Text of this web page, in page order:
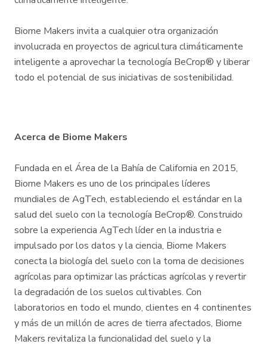
Biome Makers invita a cualquier otra organización
involucrada en proyectos de agricultura climáticamente
inteligente a aprovechar la tecnología BeCrop® y liberar
todo el potencial de sus iniciativas de sostenibilidad.
Acerca de Biome Makers
Fundada en el Área de la Bahía de California en 2015,
Biome Makers es uno de los principales líderes
mundiales de AgTech, estableciendo el estándar en la
salud del suelo con la tecnología BeCrop®. Construido
sobre la experiencia AgTech líder en la industria e
impulsado por los datos y la ciencia, Biome Makers
conecta la biología del suelo con la toma de decisiones
agrícolas para optimizar las prácticas agrícolas y revertir
la degradación de los suelos cultivables. Con
laboratorios en todo el mundo, clientes en 4 continentes
y más de un millón de acres de tierra afectados, Biome
Makers revitaliza la funcionalidad del suelo y la